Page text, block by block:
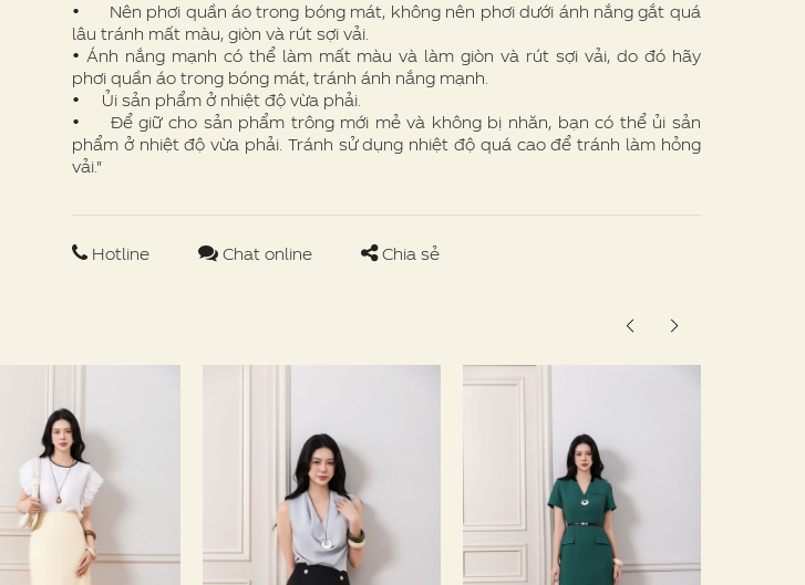
• Nên phơi quần áo trong bóng mát, không nên phơi dưới ánh nắng gắt quá
lâu tránh mất màu, giòn và rút sợi vải.
• Ánh nắng mạnh có thể làm mất màu và làm giòn và rút sợi vải, do đó hãy
phơi quần áo trong bóng mát, tránh ánh nắng mạnh.
• Ủi sản phẩm ở nhiệt độ vừa phải.
• Để giữ cho sản phẩm trông mới mẻ và không bị nhăn, bạn có thể ủi sản
phẩm ở nhiệt độ vừa phải. Tránh sử dụng nhiệt độ quá cao để tránh làm hỏng
vải."
Hotline Chat online Chia sẻ